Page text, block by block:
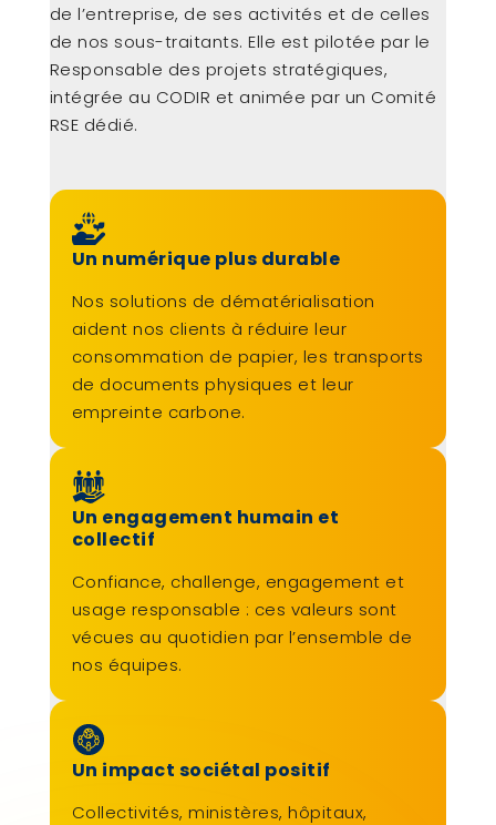
de l’entreprise, de ses activités et de celles
de nos sous-traitants. Elle est pilotée par le
Responsable des projets stratégiques,
intégrée au CODIR et animée par un Comité
RSE dédié.
Un numérique plus durable
Nos solutions de dématérialisation
aident nos clients à réduire leur
consommation de papier, les transports
de documents physiques et leur
empreinte carbone.
Un engagement humain et
collectif
Confiance, challenge, engagement et
usage responsable : ces valeurs sont
vécues au quotidien par l’ensemble de
nos équipes.
Un impact sociétal positif
Collectivités, ministères, hôpitaux,